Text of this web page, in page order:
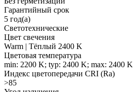
Гарантийный срок
5 год(а)
Светотехнические
Цвет свечения
Warm | Тёплый 2400 K
Цветовая температура
min: 2200 K; typ: 2400 K; max: 2400 K
Индекс цветопередачи CRI (Ra)
>85